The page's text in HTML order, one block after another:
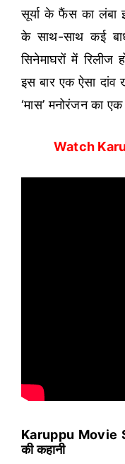
सूर्या के फैंस का लंबा
के साथ-साथ कई
सिनेमाघरों में
इस बार एक ऐसा दांव
‘मास’ मनोरंजन का
Watch
Karuppu Movie
की कहानी